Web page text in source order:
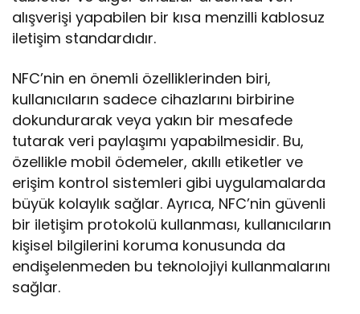
alışverişi yapabilen bir kısa menzilli kablosuz
iletişim standardıdır.
NFC’nin en önemli özelliklerinden biri,
kullanıcıların sadece cihazlarını birbirine
dokundurarak veya yakın bir mesafede
tutarak veri paylaşımı yapabilmesidir. Bu,
özellikle mobil ödemeler, akıllı etiketler ve
erişim kontrol sistemleri gibi uygulamalarda
büyük kolaylık sağlar. Ayrıca, NFC’nin güvenli
bir iletişim protokolü kullanması, kullanıcıların
kişisel bilgilerini koruma konusunda da
endişelenmeden bu teknolojiyi kullanmalarını
sağlar.